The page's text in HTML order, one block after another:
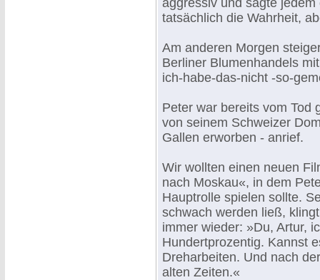
aggressiv und sagte
tatsächlich die Wahrheit,
Am anderen Morgen
Berliner Blumenhandels
ich-habe-das-nicht -so-
Peter war bereits vom Tod
von seinem Schweizer
Gallen erworben - anrief.
Wir wollten einen neuen
nach Moskau«, in dem
Hauptrolle spielen sollte.
schwach werden ließ,
immer wieder: »Du, Artur,
Hundertprozentig. Kannst
Dreharbeiten. Und nach
alten Zeiten.«